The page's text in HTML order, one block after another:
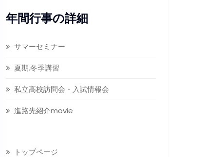
年間行事の詳細
サマーセミナー
夏期.冬季講習
私立高校訪問会・入試情報会
進路先紹介movie
トップページ